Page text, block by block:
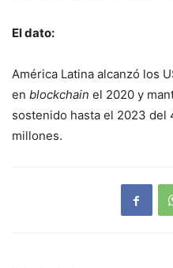
El dato:
América Latina alcanzó los
en blockchain el 2020 y
sostenido hasta el 2023 del
millones.